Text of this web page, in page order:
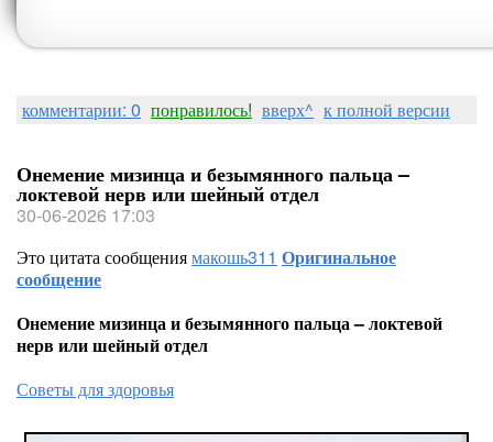
комментарии: 0 понравилось! вверх^ к полной версии
Онемение мизинца и безымянного пальца –
локтевой нерв или шейный отдел
30-06-2026 17:03
Это цитата сообщениямакошь311 Оригинальное
сообщение
Онемение мизинца и безымянного пальца – локтевой
нерв или шейный отдел
Советы для здоровья